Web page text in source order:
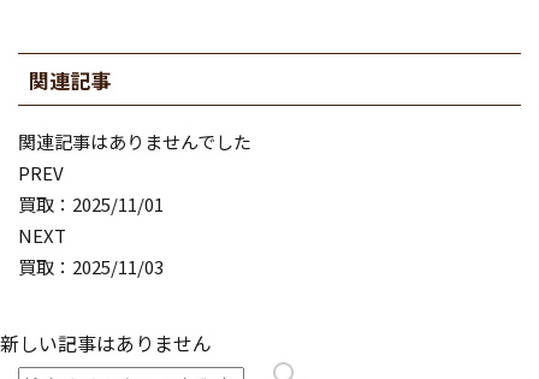
関連記事
関連記事はありませんでした
PREV
買取：2025/11/01
NEXT
買取：2025/11/03
新しい記事はありません